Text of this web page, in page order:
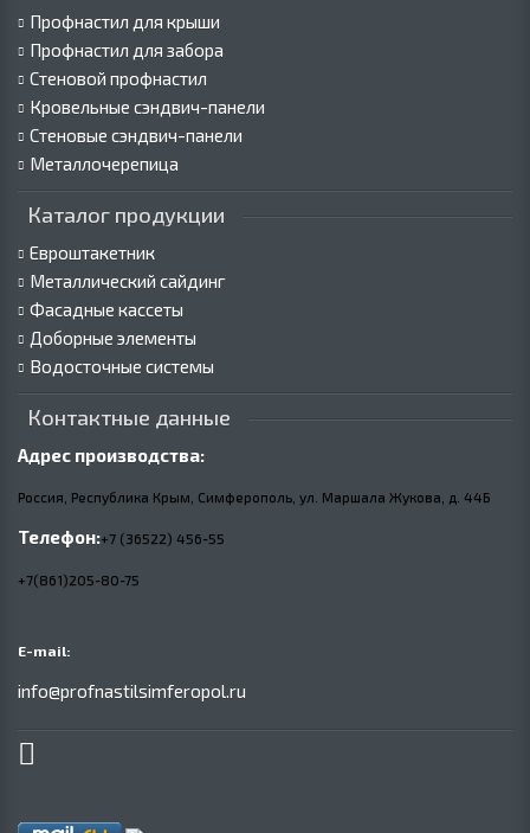
Профнастил для крыши
Профнастил для забора
Стеновой профнастил
Кровельные сэндвич-панели
Стеновые сэндвич-панели
Металлочерепица
Каталог продукции
Евроштакетник
Металлический сайдинг
Фасадные кассеты
Доборные элементы
Водосточные системы
Контактные данные
Адрес производства:
Россия, Республика Крым, Симферополь, ул. Маршала Жукова, д. 44Б
Телефон:+7 (36522) 456-55
+7(861)205-80-75
E-mail:
info@profnastilsimferopol.ru